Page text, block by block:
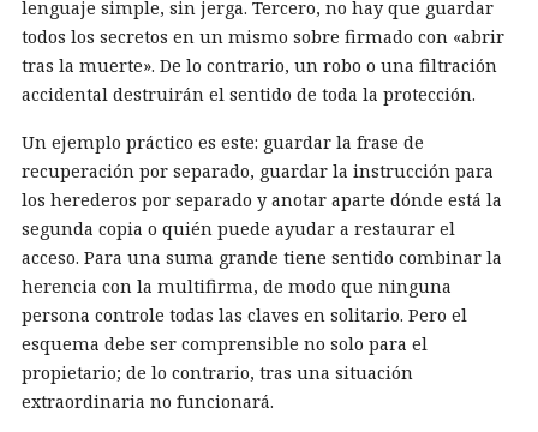
lenguaje simple, sin jerga. Tercero, no hay que guardar
todos los secretos en un mismo sobre firmado con «abrir
tras la muerte». De lo contrario, un robo o una filtración
accidental destruirán el sentido de toda la protección.
Un ejemplo práctico es este: guardar la frase de
recuperación por separado, guardar la instrucción para
los herederos por separado y anotar aparte dónde está la
segunda copia o quién puede ayudar a restaurar el
acceso. Para una suma grande tiene sentido combinar la
herencia con la multifirma, de modo que ninguna
persona controle todas las claves en solitario. Pero el
esquema debe ser comprensible no solo para el
propietario; de lo contrario, tras una situación
extraordinaria no funcionará.